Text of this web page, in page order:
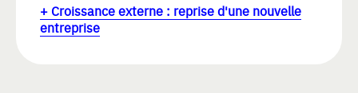
+ Croissance externe : reprise d'une nouvelle
entreprise